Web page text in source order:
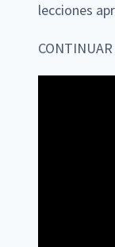
lecciones